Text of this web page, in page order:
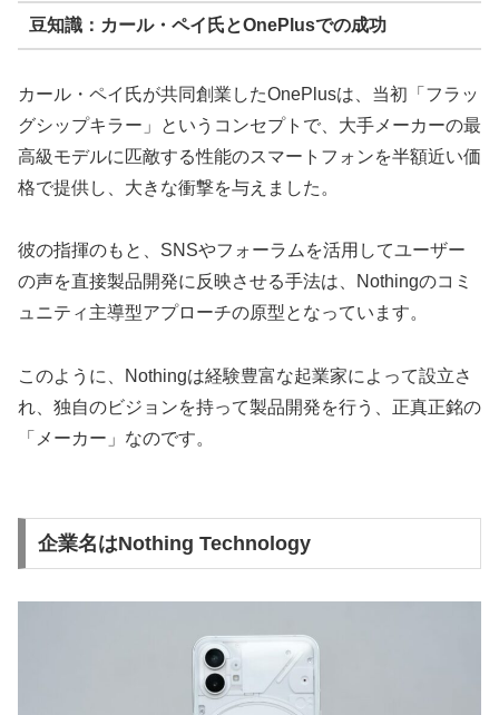
豆知識：カール・ペイ氏とOnePlusでの成功
カール・ペイ氏が共同創業したOnePlusは、当初「フラッ
グシップキラー」というコンセプトで、大手メーカーの最
高級モデルに匹敵する性能のスマートフォンを半額近い価
格で提供し、大きな衝撃を与えました。
彼の指揮のもと、SNSやフォーラムを活用してユーザー
の声を直接製品開発に反映させる手法は、Nothingのコミ
ュニティ主導型アプローチの原型となっています。
このように、Nothingは経験豊富な起業家によって設立さ
れ、独自のビジョンを持って製品開発を行う、正真正銘の
「メーカー」なのです。
企業名はNothing Technology